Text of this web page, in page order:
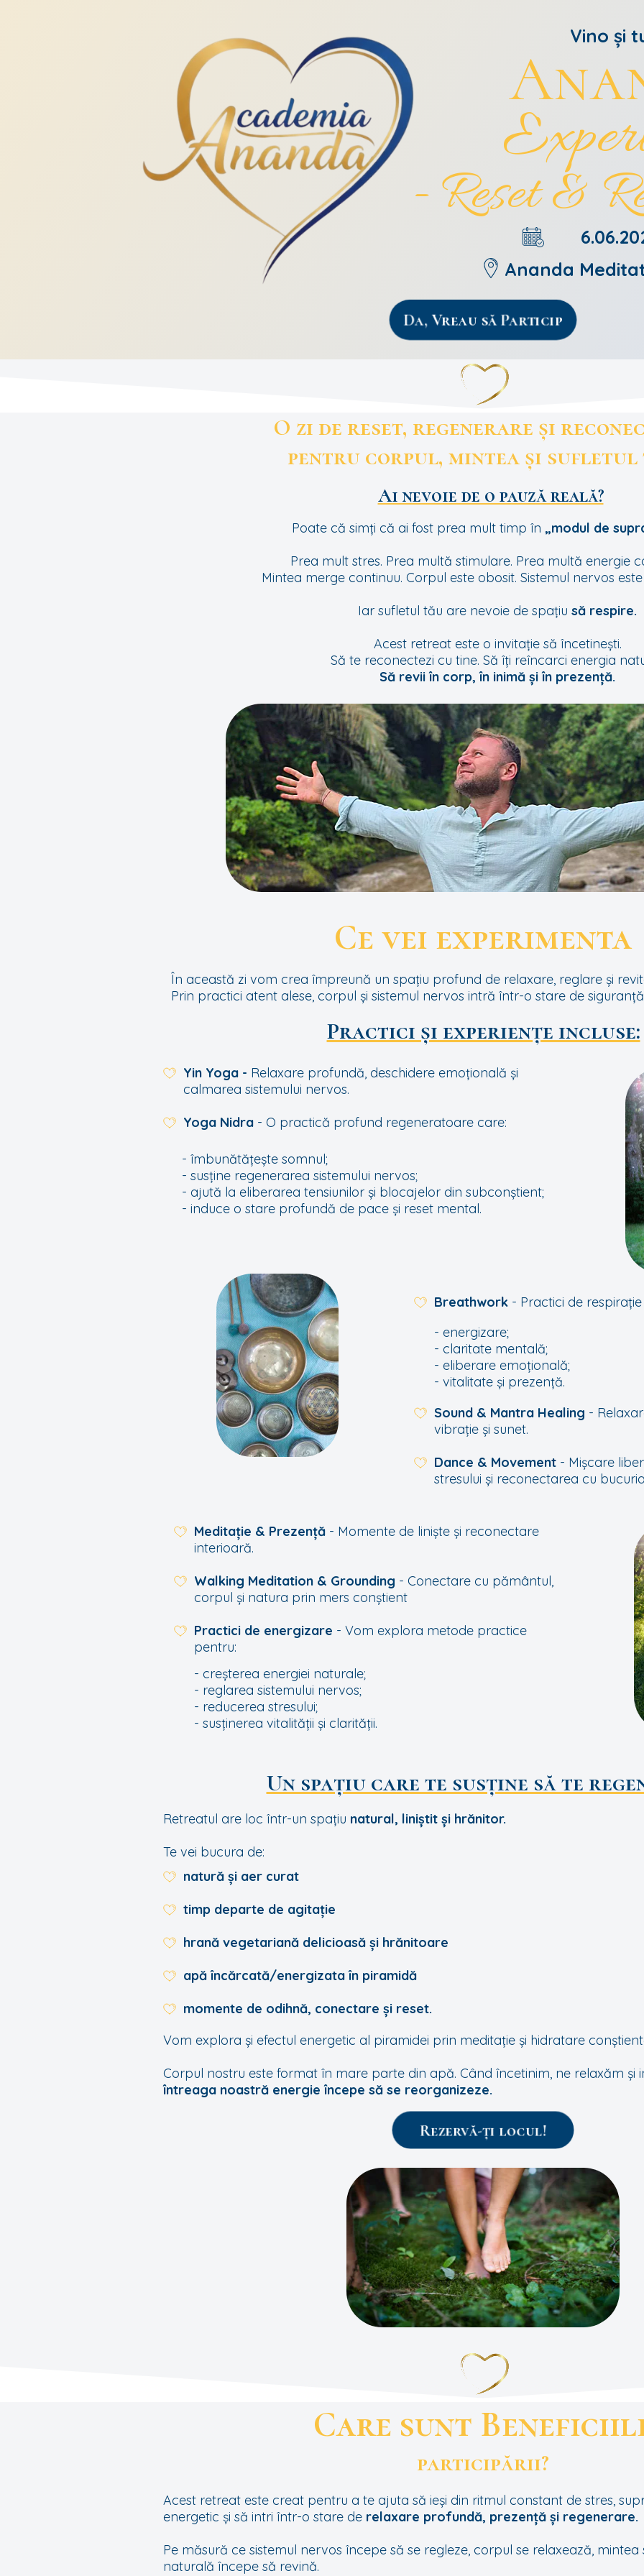
Ananda
Da, Vreau să Particip
- Reset &
Vino și
Yin Yoga - Relaxare profundă, deschidere emoțională și
calmarea sistemului nervos.
Yoga Nidra - O practică profund regeneratoare care:
Poate că simți că ai fost prea mult timp în „modul de
Prea mult stres. Prea multă stimulare. Prea multă energie
Mintea merge continuu. Corpul este obosit. Sistemul nervos
Iar sufletul tău are nevoie de spațiusă respire.
Acest retreat este o invitație să încetinești.
Să te reconectezi cu tine. Să îți reîncarci energia
Să revii în corp, în inimă și în prezență.
Practici și experiențe incluse:
O zi de reset, regenerare și
pentru corpul, mintea și sufletul
Ai nevoie de o pauză reală?
În această zi vom crea împreună un spațiu profund de relaxare, reglare și
Prin practici atent alese, corpul și sistemul nervos intră într-o stare de
- îmbunătățește somnul;
- susține regenerarea sistemului nervos;
- ajută la eliberarea tensiunilor și blocajelor din subconștient;
- induce o stare profundă de pace și reset mental.
Breathwork - Practici de
- energizare;
- claritate mentală;
- eliberare emoțională;
- vitalitate și prezență.
Sound & Mantra Healing -
vibrație și sunet.
Dance & Movement - Mișcare
stresului și reconectarea cu
- creșterea energiei naturale;
- reglarea sistemului nervos;
- reducerea stresului;
- susținerea vitalității și clarității.
Rezervă-ți locul!
Ce vei experimenta
Un spațiu care te susține să te
Retreatul are loc într-un spațiu natural, liniștit și hrănitor.
Te vei bucura de:
natură și aer curat
timp departe de agitație
hrană vegetariană delicioasă și hrănitoare
apă încărcată/energizata în piramidă
momente de odihnă, conectare și reset.
Vom explora și efectul energetic al piramidei prin meditație și hidratare
Corpul nostru este format în mare parte din apă. Când încetinim, ne relaxăm și
întreaga noastră energie începe să se reorganizeze.
Meditație & Prezență - Momente de liniște și reconectare
interioară.
Walking Meditation & Grounding - Conectare cu pământul,
corpul și natura prin mers conștient
Practici de energizare - Vom explora metode practice
pentru:
participării?
Care sunt
Acest retreat este creat pentru a te ajuta să ieși din ritmul constant de stres,
energetic și să intri într-o stare de relaxare profundă, prezență și regenerare.
Pe măsură ce sistemul nervos începe să se regleze, corpul se relaxează, mintea
naturală începe să revină.